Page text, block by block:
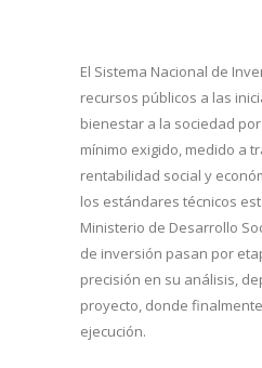
El Sistema Nacional de
recursos públicos a las
bienestar a la sociedad
mínimo exigido, medido a
rentabilidad social y
los estándares técnicos
Ministerio de Desarrollo
de inversión pasan por
precisión en su análisis,
proyecto, donde
ejecución.